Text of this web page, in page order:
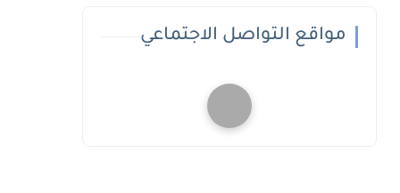
مواقع التواصل الاجتماعي